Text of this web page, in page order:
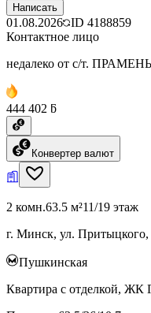
Написать
01.08.2026 ID 4188859
Контактное лицо
недалеко от с/т.
444 402 ƃ
Конвертер валют
2 комн.63.5 м²11/19 этаж
г. Минск, ул. Притыцкого,
Пушкинская
Квартира с отделкой, ЖК